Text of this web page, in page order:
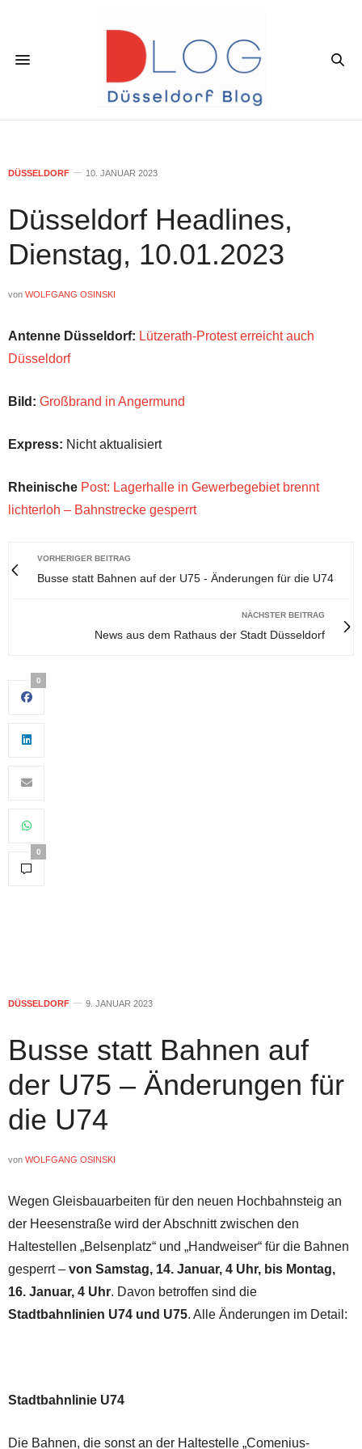
DÜSSELDORF 10. JANUAR 2023
Düsseldorf Headlines,
Dienstag, 10.01.2023
von WOLFGANG OSINSKI
Antenne Düsseldorf: Lützerath-Protest erreicht auch
Düsseldorf
Bild: Großbrand in Angermund
Express: Nicht aktualisiert
Rheinische Post: Lagerhalle in Gewerbegebiet brennt
lichterloh – Bahnstrecke gesperrt
VORHERIGER BEITRAG
Busse statt Bahnen auf der U75 - Änderungen für die U74
NÄCHSTER BEITRAG
News aus dem Rathaus der Stadt Düsseldorf
0
0
DÜSSELDORF 9. JANUAR 2023
Busse statt Bahnen auf
der U75 – Änderungen für
die U74
von WOLFGANG OSINSKI
Wegen Gleisbauarbeiten für den neuen Hochbahnsteig an
der Heesenstraße wird der Abschnitt zwischen den
Haltestellen „Belsenplatz“ und „Handweiser“ für die Bahnen
gesperrt – von Samstag, 14. Januar, 4 Uhr, bis Montag,
16. Januar, 4 Uhr. Davon betroffen sind die
Stadtbahnlinien U74 und U75. Alle Änderungen im Detail:
Stadtbahnlinie U74
Die Bahnen, die sonst an der Haltestelle „Comenius-